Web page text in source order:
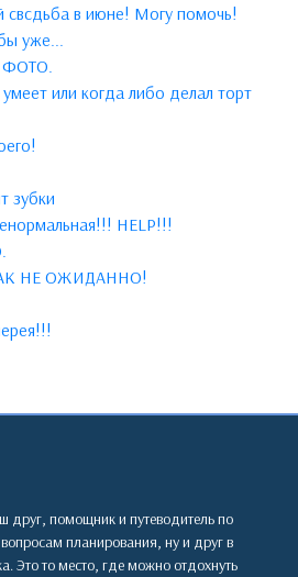
свсдьба в июне! Могу помочь!
ужe...
ФОТО.
или когда либо делал торт
зубки
HELP!!!
НЕ ОЖИДАННО!
друг, помощник и путеводитель по
планирования, ну и друг в
Это то место, где можно отдохнуть